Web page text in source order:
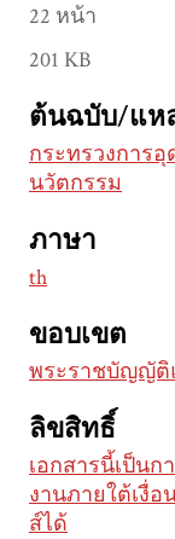
22 หน้า
201 KB
ต้นฉบับ/แห
กระทรวงการ
นวัตกรรม
ภาษา
th
ขอบเขต
พระราชบัญญัติ
ลิขสิทธิ์
เอกสารนี้เป็นก
งานภายใต้เงื่
ส์ได้